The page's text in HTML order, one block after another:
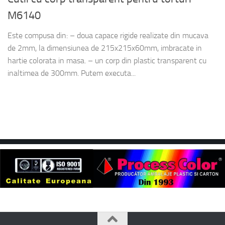
M6140
Este compusa din: – doua capace rigide realizate din mucava
de 2mm, la dimensiunea de 215x215x60mm, imbracate in
hartie colorata in masa. – un corp din plastic transparent cu
inaltimea de 300mm. Putem executa...